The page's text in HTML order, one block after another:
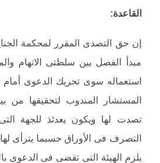
القاعدة:
إن حق التصدى المقرر لمحكمة
مبدأ الفصل بين سلطتى الاتهام
استعماله سوى تحريك الدعوى أمام
المستشار المندوب لتحقيقها من
تصدت لها ويكون يعدئذ للجهة
التصرف فى الأوراق حسبما يترأى
يلزم الهيئة التى تقضى فى الدعوى